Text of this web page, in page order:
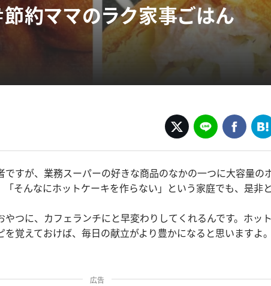
約ママのラク家事ごはん
ですが、業務スーパーの好きな商品のなかの一つに大容量の
「そんなにホットケーキを作らない」という家庭でも、是非
やつに、カフェランチにと早変わりしてくれるんです。ホッ
覚えておけば、毎日の献立がより豊かになると思いますよ。
広告